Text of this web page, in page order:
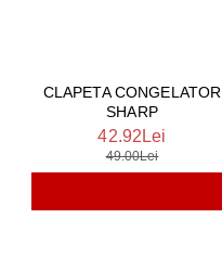
CLAPETA CONGELATOR
SHARP
42.92Lei
49.00Lei